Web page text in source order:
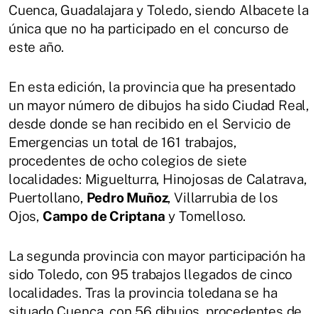
Cuenca, Guadalajara y Toledo, siendo Albacete la
única que no ha participado en el concurso de
este año.
En esta edición, la provincia que ha presentado
un mayor número de dibujos ha sido Ciudad Real,
desde donde se han recibido en el Servicio de
Emergencias un total de 161 trabajos,
procedentes de ocho colegios de siete
localidades: Miguelturra, Hinojosas de Calatrava,
Puertollano, Pedro Muñoz, Villarrubia de los
Ojos, Campo de Criptana y Tomelloso.
La segunda provincia con mayor participación ha
sido Toledo, con 95 trabajos llegados de cinco
localidades. Tras la provincia toledana se ha